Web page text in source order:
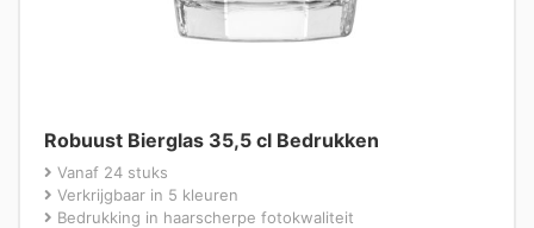
Robuust Bierglas 35,5 cl Bedrukken
Vanaf 24 stuks
Verkrijgbaar in 5 kleuren
Bedrukking in haarscherpe fotokwaliteit